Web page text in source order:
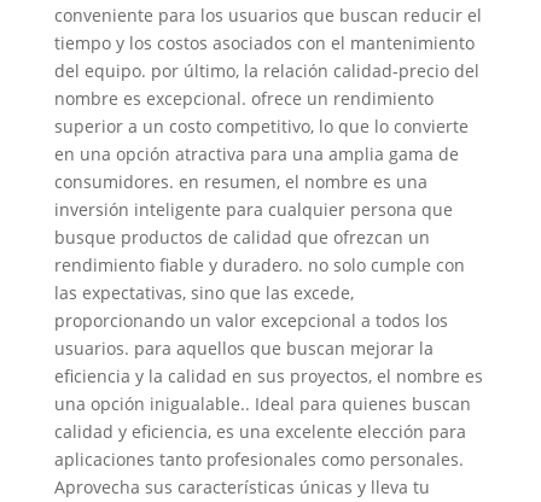
conveniente para los usuarios que buscan reducir el
tiempo y los costos asociados con el mantenimiento
del equipo. por último, la relación calidad-precio del
nombre es excepcional. ofrece un rendimiento
superior a un costo competitivo, lo que lo convierte
en una opción atractiva para una amplia gama de
consumidores. en resumen, el nombre es una
inversión inteligente para cualquier persona que
busque productos de calidad que ofrezcan un
rendimiento fiable y duradero. no solo cumple con
las expectativas, sino que las excede,
proporcionando un valor excepcional a todos los
usuarios. para aquellos que buscan mejorar la
eficiencia y la calidad en sus proyectos, el nombre es
una opción inigualable.. Ideal para quienes buscan
calidad y eficiencia, es una excelente elección para
aplicaciones tanto profesionales como personales.
Aprovecha sus características únicas y lleva tu